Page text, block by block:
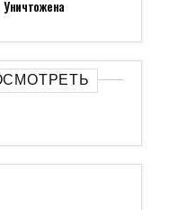
Уничтожена